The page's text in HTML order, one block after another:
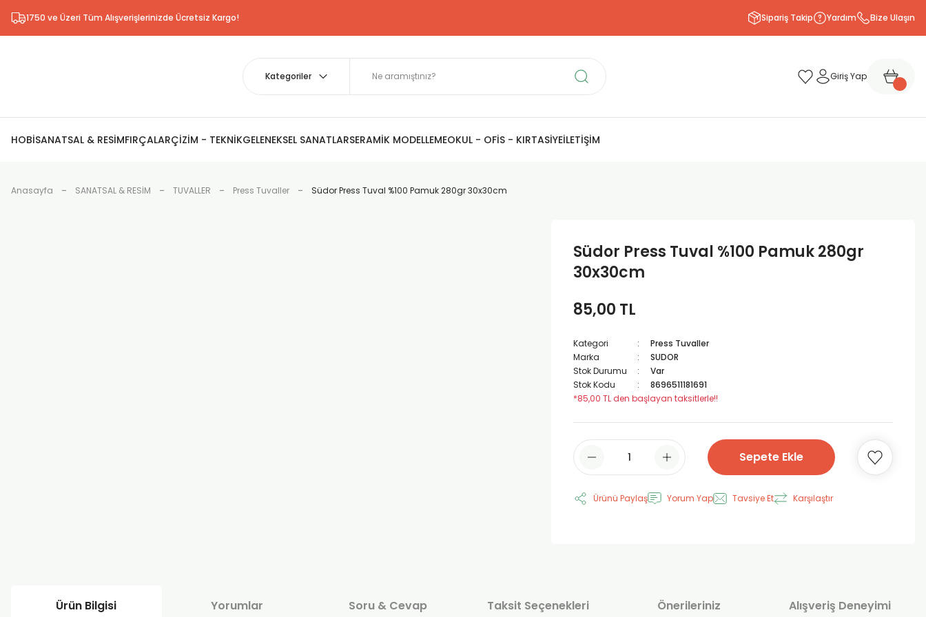
1750 ve Üzeri Tüm Alışverişlerinizde Ücretsiz Kargo! Sipariş Takip Yardım Bize Ulaşın
Giriş Yap
HOBİSANATSAL & RESİMFIRÇALARÇİZİM - TEKNİKGELENEKSEL SANATLARSERAMİK MODELLEMEOKUL - OFİS - KIRTASİYEİLETİŞİM
Anasayfa SANATSAL & RESİM TUVALLER Press Tuvaller Südor Press Tuval %100 Pamuk 280gr 30x30cm
Südor Press Tuval %100 Pamuk 280gr
30x30cm
85,00 TL
Kategori
Press Tuvaller
Marka
SUDOR
Stok Durumu
Var
Stok Kodu
8696511181691
*85,00 TL den başlayan taksitlerle!!
Sepete Ekle
Ürünü Paylaş Yorum Yap Tavsiye Et Karşılaştır
Ürün Bilgisi Yorumlar Soru & Cevap Taksit Seçenekleri Önerileriniz Alışveriş Deneyimi